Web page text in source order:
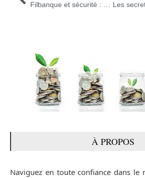
Filbanque et sécurité : Les meilleures pratiques à adopter
À PROPOS
Naviguez en toute confiance dans le